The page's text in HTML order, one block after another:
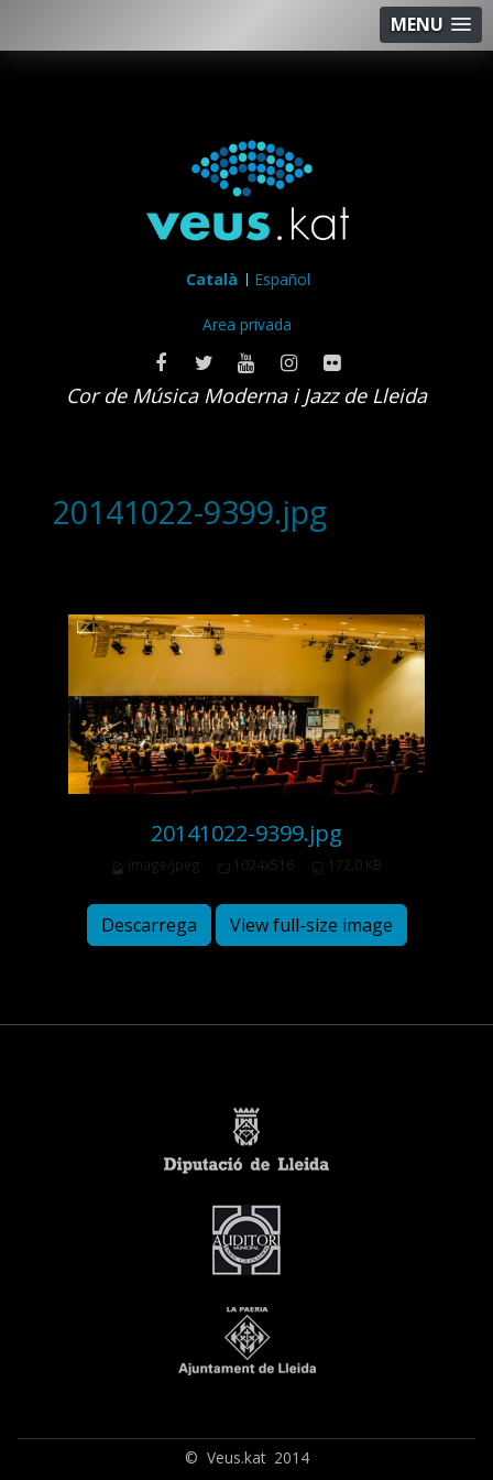
MENU
Català Español
Area privada
Cor de Música Moderna i Jazz de Lleida
20141022-9399.jpg
20141022-9399.jpg
image/jpeg 1024x516 172.0 KB
Descarrega View full-size image
© Veus.kat 2014